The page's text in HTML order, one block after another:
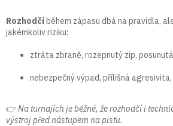
Rozhodčíběhem zápasu dbá na pravidla,
jakémkoliv riziku:
ztráta zbraně, rozepnutý zip,
nebezpečný výpad, přílišná
👉Na turnajích je běžné, že rozhodčí i
výstroj před nástupem na pistu.